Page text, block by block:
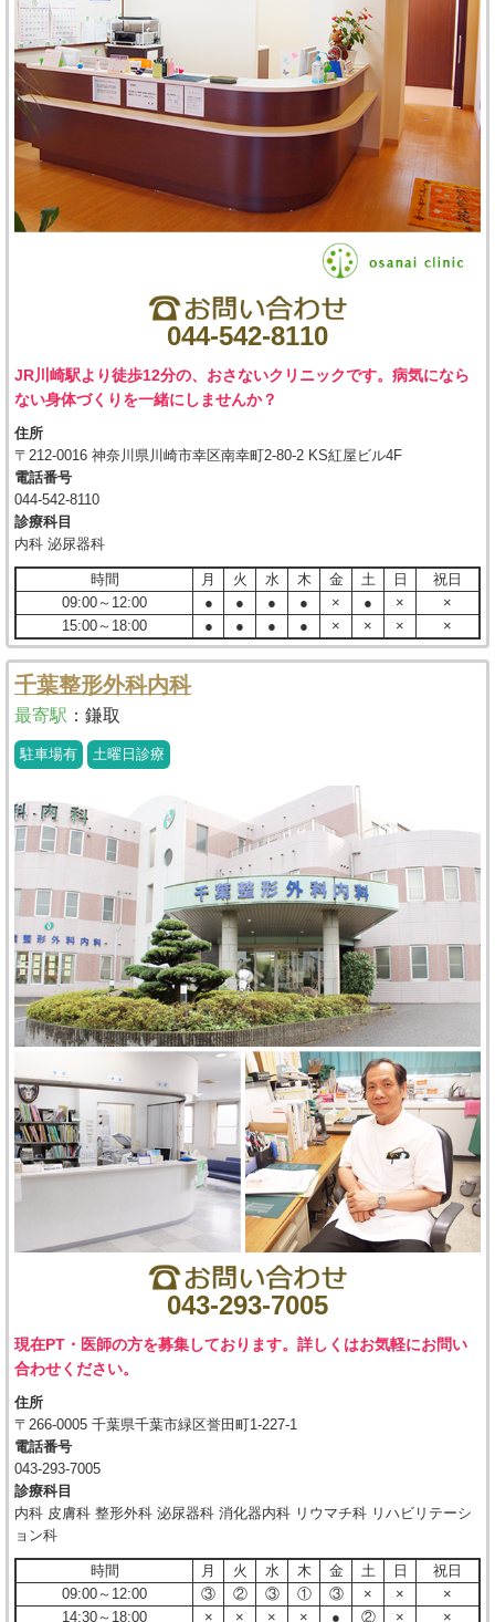
044-542-8110
JR川崎駅より徒歩12分の、おさないクリニックです。病気になら
ない身体づくりを一緒にしませんか？
住所
〒212-0016 神奈川県川崎市幸区南幸町2-80-2 KS紅屋ビル4F
電話番号
044-542-8110
診療科目
内科 泌尿器科
時間 月 火 水 木 金 土 日
祝日
09:00～12:00
● ● ● ● × ● ×
×
15:00～18:00
● ● ● ● × × × ×
千葉整形外科内科
最寄駅 ： 鎌取
駐車場有 土曜日診療
043-293-7005
現在PT・医師の方を募集しております。詳しくはお気軽にお問い
合わせください。
住所
〒266-0005 千葉県千葉市緑区誉田町1-227-1
電話番号
043-293-7005
診療科目
内科 皮膚科 整形外科 泌尿器科 消化器内科 リウマチ科 リハビリテーシ
ョン科
時間 月 火 水 木 金 土 日
祝日
09:00～12:00
③ ② ③ ① ③ × ×
×
14:30～18:00
× × × × ● ② ×
×